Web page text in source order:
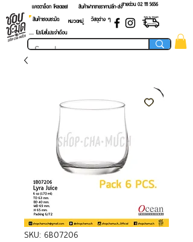
แคตตาล็อก โหลดเลย! สายด่วน 02 ​111 5656
สินค้าฝากขายราคาปลีก-ส่ง
สินค้าชอบชะมัด
หมวดหมู่
วัสดุต่าง ๆ
.... โปรโมชั่นประจำเดือน
SKU: 6B07206